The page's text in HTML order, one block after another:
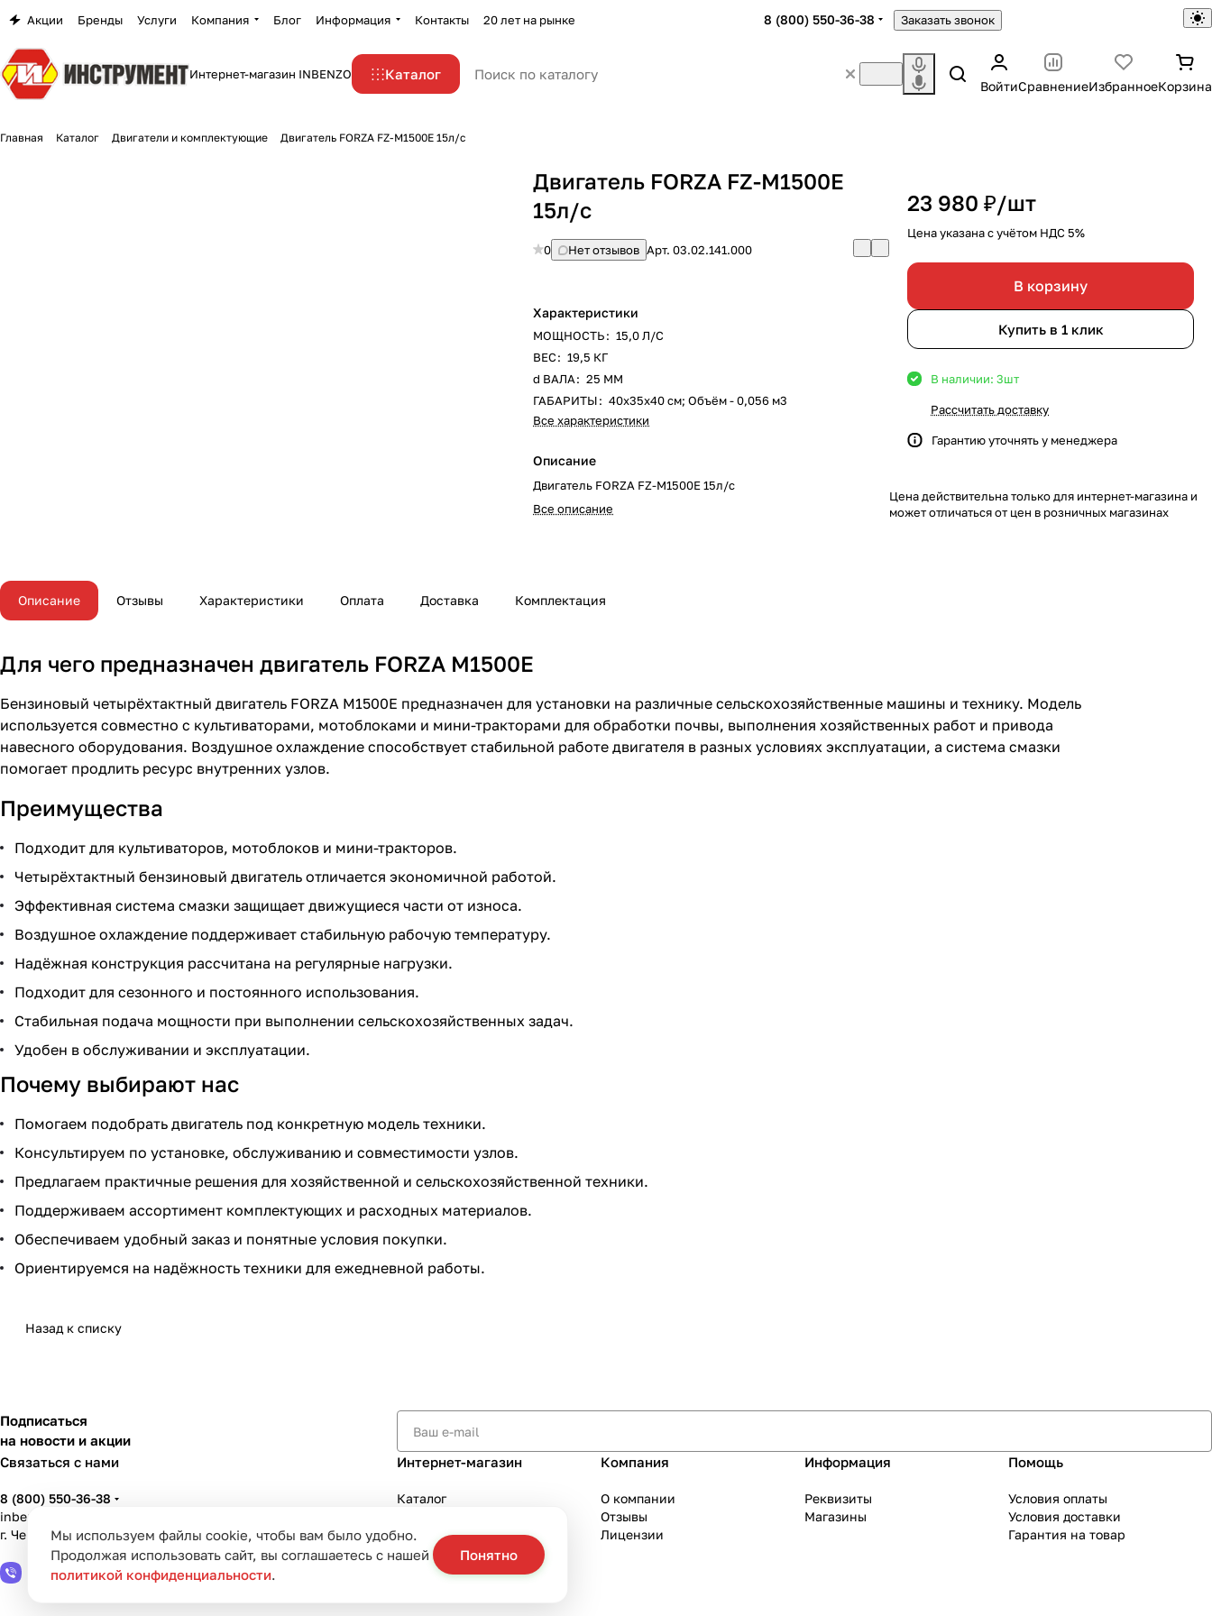
Мы используем файлы cookie, чтобы вам было удобно.
Продолжая использовать сайт, вы соглашаетесь с нашей
политикой конфиденциальности.
Понятно
Акции Бренды Услуги Компания Блог Информация Контакты 20 лет на рынке 8 (800) 550-36-38 Заказать звонок
Интернет-магазин INBENZO Каталог
ВойтиСравнениеИзбранноеКорзина
Главная Каталог Двигатели и комплектующие Двигатель FORZA FZ-M1500E 15л/с
Двигатель FORZA FZ-M1500E
15л/с
0 Нет отзывов Арт.03.02.141.000
Характеристики
МОЩНОСТЬ: 15,0 Л/С
ВЕС: 19,5 КГ
d ВАЛА: 25 ММ
ГАБАРИТЫ: 40х35х40 см; Объём - 0,056 м3
Все характеристики
Описание
Двигатель FORZA FZ-M1500E 15л/с
Все описание
23 980 ₽/шт
Цена указана с учётом НДС 5%
В корзину
Купить в 1 клик
В наличии: 3шт
Рассчитать доставку
Гарантию уточнять у менеджера
Цена действительна только для интернет-магазина и
может отличаться от цен в розничных магазинах
Описание Отзывы Характеристики Оплата Доставка Комплектация
Для чего предназначен двигатель FORZA M1500E
Бензиновый четырёхтактный двигатель FORZA M1500E предназначен для установки на различные сельскохозяйственные машины и технику. Модель
используется совместно с культиваторами, мотоблоками и мини-тракторами для обработки почвы, выполнения хозяйственных работ и привода
навесного оборудования. Воздушное охлаждение способствует стабильной работе двигателя в разных условиях эксплуатации, а система смазки
помогает продлить ресурс внутренних узлов.
Преимущества
Подходит для культиваторов, мотоблоков и мини-тракторов.
Четырёхтактный бензиновый двигатель отличается экономичной работой.
Эффективная система смазки защищает движущиеся части от износа.
Воздушное охлаждение поддерживает стабильную рабочую температуру.
Надёжная конструкция рассчитана на регулярные нагрузки.
Подходит для сезонного и постоянного использования.
Стабильная подача мощности при выполнении сельскохозяйственных задач.
Удобен в обслуживании и эксплуатации.
Почему выбирают нас
Помогаем подобрать двигатель под конкретную модель техники.
Консультируем по установке, обслуживанию и совместимости узлов.
Предлагаем практичные решения для хозяйственной и сельскохозяйственной техники.
Поддерживаем ассортимент комплектующих и расходных материалов.
Обеспечиваем удобный заказ и понятные условия покупки.
Ориентируемся на надёжность техники для ежедневной работы.
Назад к списку
Подписаться
на новости и акции
Связаться с нами
8 (800) 550-36-38
inbenzo35@list.ru
г. Череповец, ул. Вологодская, д. 50А
Интернет-магазин
Каталог
Бренды
Услуги
Компания
О компании
Отзывы
Лицензии
Информация
Реквизиты
Магазины
Помощь
Условия оплаты
Условия доставки
Гарантия на товар